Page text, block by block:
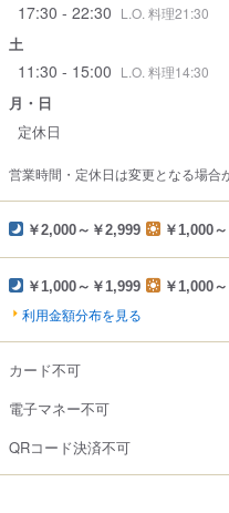
17:30 - 22:30 L.O. 料理21:30
土
11:30 - 15:00 L.O. 料理14:30
月・日
定休日
営業時間・定休日は変更となる場合
￥2,000～￥2,999 ￥1,000
￥1,000～￥1,999 ￥1,000
利用金額分布を見る
カード不可
電子マネー不可
QRコード決済不可